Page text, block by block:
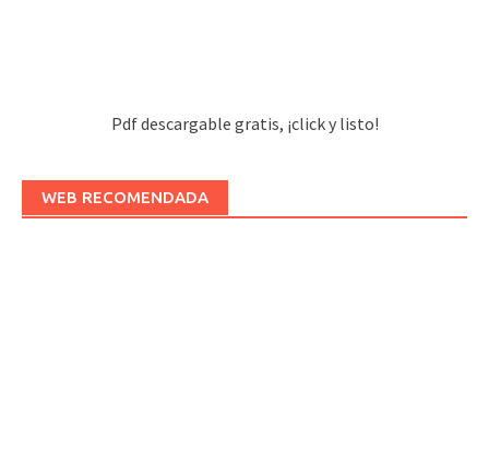
Pdf descargable gratis, ¡click y listo!
WEB RECOMENDADA